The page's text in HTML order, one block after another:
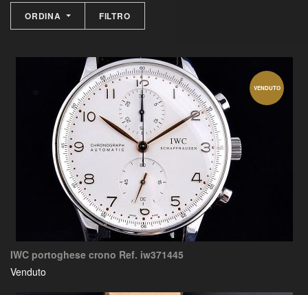
ORDINA FILTRO
VENDUTO
IWC portoghese crono Ref. iw371445
Venduto